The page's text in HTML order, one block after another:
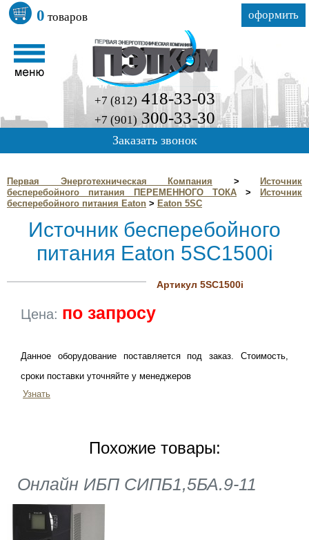
0 товаров оформить
+7 (812) 418-33-03
+7 (901) 300-33-30
Заказать звонок
Первая Энерготехническая Компания >
Источник
бесперебойного питания ПЕРЕМЕННОГО ТОКА >
Источник
бесперебойного питания Eaton > Eaton 5SC
Источник бесперебойного
питания Eaton 5SC1500i
Артикул 5SC1500i
Цена: по запросу
Данное оборудование поставляется под заказ. Стоимость,
сроки поставки уточняйте у менеджеров
Узнать
Похожие товары:
Онлайн ИБП СИПБ1,5БА.9-11